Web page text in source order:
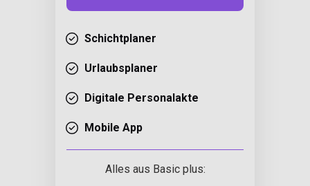
Schichtplaner
Urlaubsplaner
Digitale Personalakte
Mobile App
Alles aus Basic plus: